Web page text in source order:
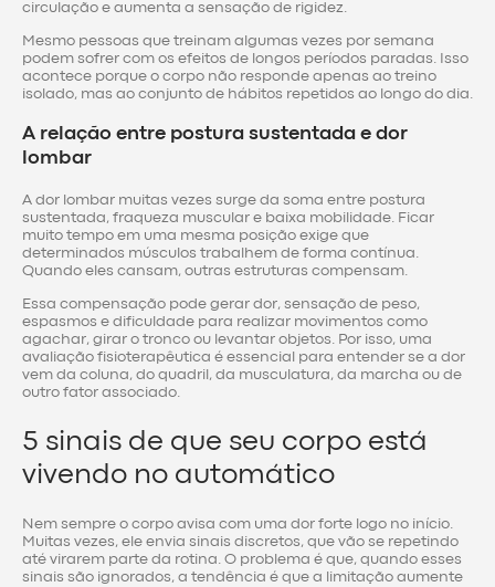
circulação e aumenta a sensação de rigidez.
Mesmo pessoas que treinam algumas vezes por semana
podem sofrer com os efeitos de longos períodos paradas. Isso
acontece porque o corpo não responde apenas ao treino
isolado, mas ao conjunto de hábitos repetidos ao longo do dia.
A relação entre postura sustentada e dor
lombar
A dor lombar muitas vezes surge da soma entre postura
sustentada, fraqueza muscular e baixa mobilidade. Ficar
muito tempo em uma mesma posição exige que
determinados músculos trabalhem de forma contínua.
Quando eles cansam, outras estruturas compensam.
Essa compensação pode gerar dor, sensação de peso,
espasmos e dificuldade para realizar movimentos como
agachar, girar o tronco ou levantar objetos. Por isso, uma
avaliação fisioterapêutica é essencial para entender se a dor
vem da coluna, do quadril, da musculatura, da marcha ou de
outro fator associado.
5 sinais de que seu corpo está
vivendo no automático
Nem sempre o corpo avisa com uma dor forte logo no início.
Muitas vezes, ele envia sinais discretos, que vão se repetindo
até virarem parte da rotina. O problema é que, quando esses
sinais são ignorados, a tendência é que a limitação aumente